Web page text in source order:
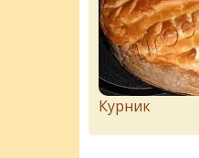
Курник